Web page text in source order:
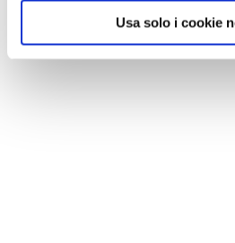
Usa solo i cookie